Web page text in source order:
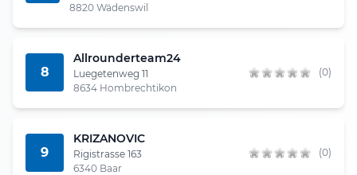
8820 Wädenswil
8
Allrounderteam24
Luegetenweg 11
8634 Hombrechtikon
(0)
9
KRIZANOVIC
Rigistrasse 163
6340 Baar
(0)